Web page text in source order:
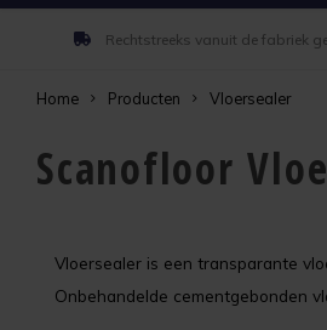
Rechtstreeks vanuit de fabriek
Home Producten Vloersealer
Scanofloor
Vloersealer is een transparante
Onbehandelde cementgebonden